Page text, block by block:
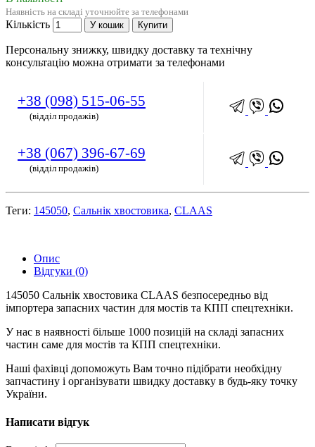
Наявність на складі уточнюйте за телефонами
Кількість У кошик Купити
Персональну знижку, швидку доставку та технічну
консультацію можна отримати за телефонами
+38 (098) 515-06-55
(відділ продажів)
+38 (067) 396-67-69
(відділ продажів)
Теги: 145050, Сальнік хвостовика, CLAAS
Опис
Відгуки (0)
145050 Сальнік хвостовика CLAAS безпосередньо від
імпортера запасних частин для мостів та КПП спецтехніки.
У нас в наявності більше 1000 позицій на складі запасних
частин саме для мостів та КПП спецтехніки.
Наші фахівці допоможуть Вам точно підібрати необхідну
запчастину і організувати швидку доставку в будь-яку точку
України.
Написати відгук